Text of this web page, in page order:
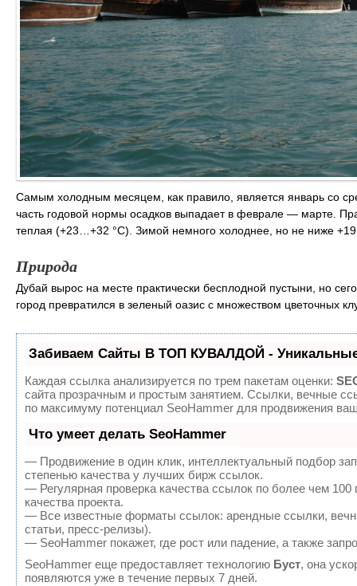
Самым холодным месяцем, как правило, является январь со
часть годовой нормы осадков выпадает в феврале ― марте.
теплая (+23…+32 °С). Зимой немного холоднее, но не ниже
Природа
Дубай вырос на месте практически бесплодной пустыни, но
город превратился в зеленый оазис с множеством цветочных
Забиваем Сайты В ТОП КУВАЛДОЙ - Уникальные
Каждая ссылка анализируется по трем пакетам оценки:
сайта прозрачным и простым занятием. Ссылки, вечные
по максимуму потенциал SeoHammer для продвижения
Что умеет делать SeoHammer
— Продвижение в один клик, интеллектуальный подбор
степенью качества у лучших бирж ссылок.
— Регулярная проверка качества ссылок по более чем
качества проекта.
— Все известные форматы ссылок: арендные ссылки,
статьи, пресс-релизы).
— SeoHammer покажет, где рост или падение, а также
SeoHammer еще предоставляет технологию Буст, она
появляются уже в течение первых 7 дней.